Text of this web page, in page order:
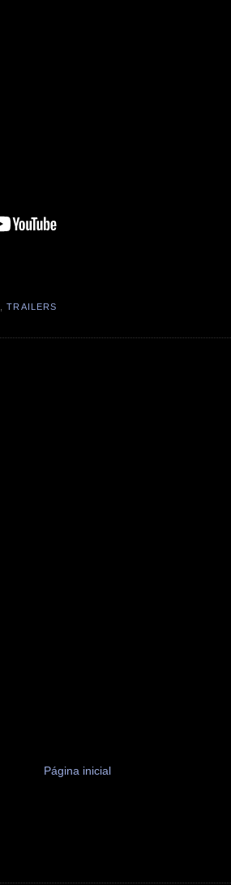
,TRAILERS
Página inicial